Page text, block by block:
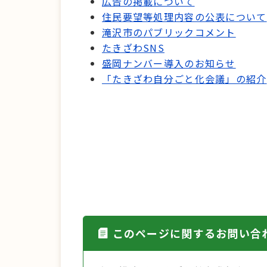
住民要望等処理内容の公表について
滝沢市のパブリックコメント
たきざわSNS
盛岡ナンバー導入のお知らせ
「たきざわ自分ごと化会議」の紹介
このページに関するお問い合